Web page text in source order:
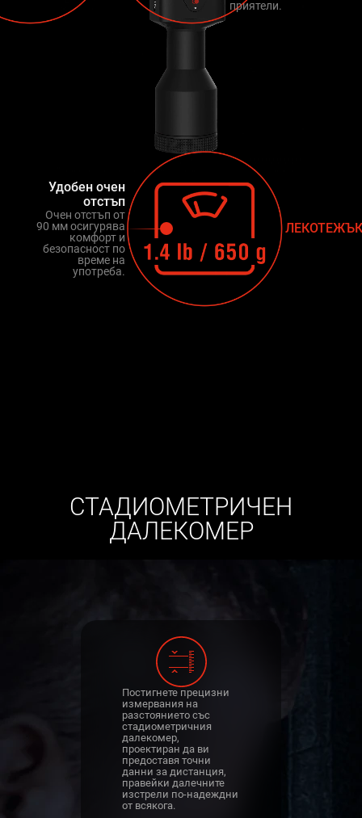
приятели.
Удобен очен
отстъп
Очен отстъп от
90 мм осигурява
комфорт и
безопасност по
време на
употреба.
ЛЕКОТЕЖЪК
СТАДИОМЕТРИЧЕН
ДАЛЕКОМЕР
Постигнете прецизни
измервания на
разстоянието със
стадиометричния
далекомер,
проектиран да ви
предоставя точни
данни за дистанция,
правейки далечните
изстрели по-надеждни
от всякога.